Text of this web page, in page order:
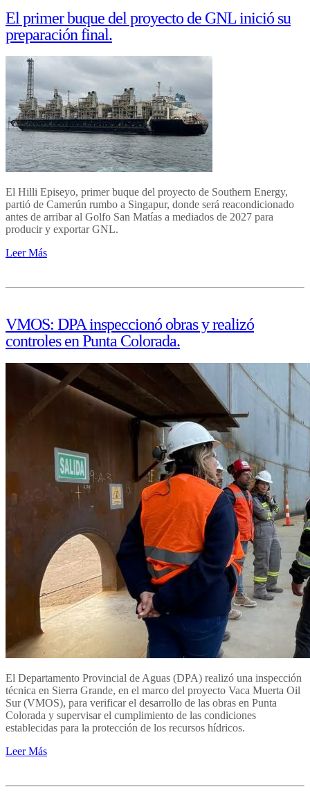
El primer buque del proyecto de GNL inició su
preparación final.
El Hilli Episeyo, primer buque del proyecto de Southern Energy,
partió de Camerún rumbo a Singapur, donde será reacondicionado
antes de arribar al Golfo San Matías a mediados de 2027 para
producir y exportar GNL.
Leer Más
VMOS: DPA inspeccionó obras y realizó
controles en Punta Colorada.
El Departamento Provincial de Aguas (DPA) realizó una inspección
técnica en Sierra Grande, en el marco del proyecto Vaca Muerta Oil
Sur (VMOS), para verificar el desarrollo de las obras en Punta
Colorada y supervisar el cumplimiento de las condiciones
establecidas para la protección de los recursos hídricos.
Leer Más